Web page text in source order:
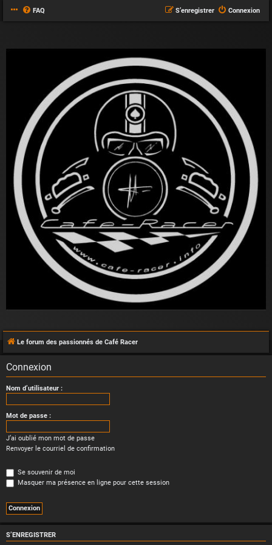
FAQ Connexion
S’enregistrer
Le forum des passionnés de Café Racer
Connexion
Nom d’utilisateur :
Mot de passe :
J’ai oublié mon mot de passe
Renvoyer le courriel de confirmation
Se souvenir de moi
Masquer ma présence en ligne pour cette session
S’ENREGISTRER